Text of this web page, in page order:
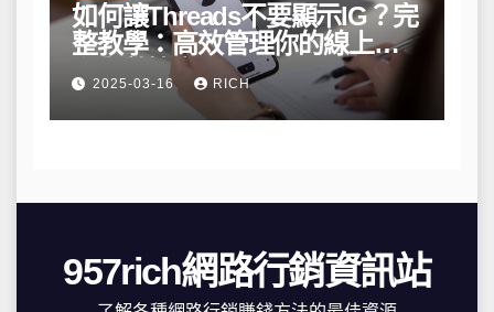
如何讓Threads不要顯示IG？完
整教學：高效管理你的線上隱
私與數據安全
2025-03-16 RICH
957rich網路行銷資訊站